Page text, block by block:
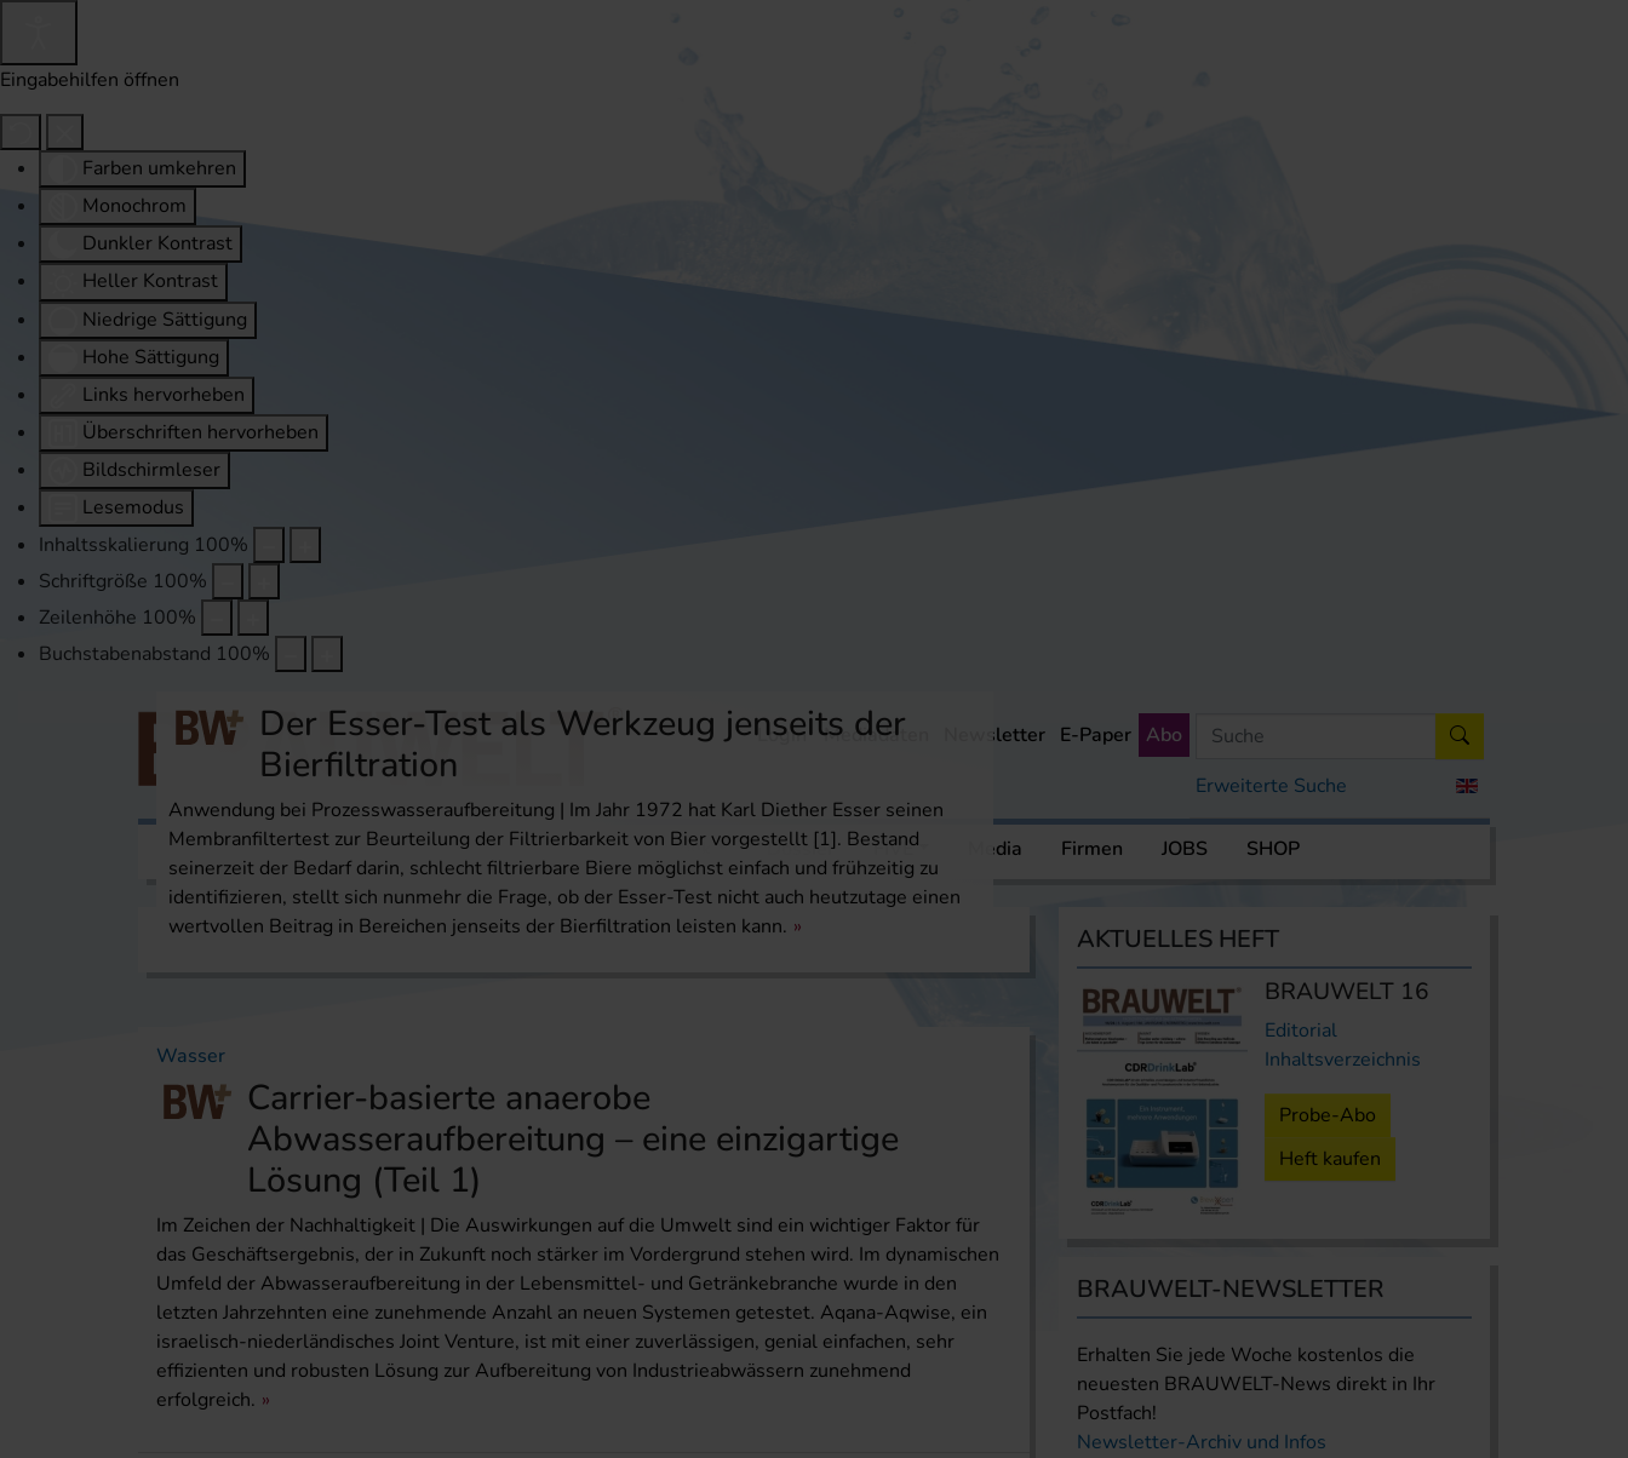
Eingabehilfen öffnen
Farben umkehren
Monochrom
Dunkler Kontrast
Heller Kontrast
Niedrige Sättigung
Hohe Sättigung
Links hervorheben
Überschriften hervorheben
Bildschirmleser
Lesemodus
Inhaltsskalierung 100%
Schriftgröße 100%
Zeilenhöhe 100%
Buchstabenabstand 100%
Erweiterte Suche
Login Mediadaten Newsletter E-Paper Abo
Themen Veranstaltungen Karriere Mediathek Dossier FIVE Media Firmen JOBS SHOP
Startseite Themen Wasser
Der Esser-Test als Werkzeug jenseits der
Bierfiltration
Anwendung bei Prozesswasseraufbereitung | Im Jahr 1972 hat Karl Diether Esser seinen
Membranfiltertest zur Beurtei­lung der Filtrierbarkeit von Bier vorgestellt [1]. Bestand
seinerzeit der Bedarf darin, schlecht filtrierbare Biere möglichst einfach und frühzeitig zu
identifizieren, stellt sich nunmehr die Frage, ob der Esser-Test nicht auch heutzutage einen
wertvollen Beitrag in Bereichen jenseits der Bierfiltration leisten kann.
Wasser
Carrier-basierte anaerobe
Abwasseraufbereitung – eine einzigartige
Lösung (Teil 1)
Im Zeichen der Nachhaltigkeit | Die Auswirkungen auf die Umwelt sind ein wichtiger Faktor für
das Geschäftsergebnis, der in Zukunft noch stärker im Vordergrund stehen wird. Im dynamischen
Umfeld der Abwasseraufbereitung in der Lebensmittel- und Getränkebranche wurde in den
letzten Jahrzehnten eine zunehmende Anzahl an neuen Systemen getestet. Aqana-Aqwise, ein
israelisch-niederländisches Joint Venture, ist mit einer zuverlässigen, genial einfachen, sehr
effizienten und robusten Lösung zur Aufbereitung von Industrieabwässern zunehmend
erfolgreich.
AKTUELLES HEFT
BRAUWELT 16
Editorial
Inhaltsverzeichnis
Probe-Abo
Heft kaufen
BRAUWELT-NEWSLETTER
Erhalten Sie jede Woche kostenlos die
neuesten BRAUWELT-News direkt in Ihr
Postfach!
Newsletter-Archiv und Infos